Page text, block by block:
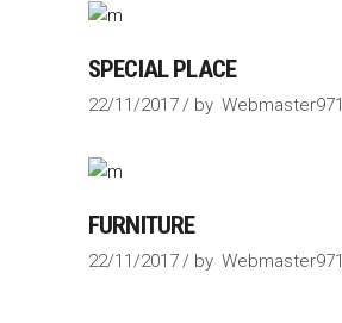
SPECIAL PLACE
22/11/2017 by Webmaster971
FURNITURE
22/11/2017 by Webmaster971